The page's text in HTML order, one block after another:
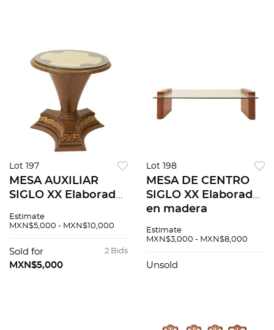
Lot 197
MESA AUXILIAR
SIGLO XX Elaborada
cubierta de vidrio
circula, y soporte
trípode con hojas
Estimate
MXN$5,000 - MXN$10,000
2 Bids
Sold for
MXN$5,000
Lot 198
MESA DE CENTRO
SIGLO XX Elaborada
en madera
cubierta de vidrio
cm Presenta marcas
Estimate
MXN$3,000 - MXN$8,000
Unsold